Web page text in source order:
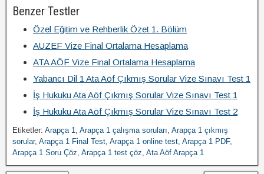
Benzer Testler
Özel Eğitim ve Rehberlik Özet 1. Bölüm
AUZEF Vize Final Ortalama Hesaplama
ATA AÖF Vize Final Ortalama Hesaplama
Yabancı Dil 1 Ata Aöf Çıkmış Sorular Vize Sınavı Test 1
İş Hukuku Ata Aöf Çıkmış Sorular Vize Sınavı Test 1
İş Hukuku Ata Aöf Çıkmış Sorular Vize Sınavı Test 2
Etiketler: Arapça 1, Arapça 1 çalışma soruları, Arapça 1 çıkmış
sorular, Arapça 1 Final Test, Arapça 1 online test, Arapça 1 PDF,
Arapça 1 Soru Çöz, Arapça 1 test çöz, Ata Aöf Arapça 1